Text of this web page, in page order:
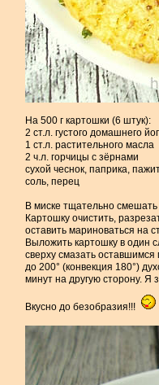
На 500 г картошки (6 штук):
2 ст.л. густого домашнего
1 ст.л. растительного масла
2 ч.л. горчицы с зёрнами
сухой чеснок, паприка,
соль, перец
В миске тщательно
Картошку очистить,
оставить мариноваться на
Выложить картошку в один
сверху смазать
до 200° (конвекция 180°)
минут на другую сторону. Я
Вкусно до безобразия!!!